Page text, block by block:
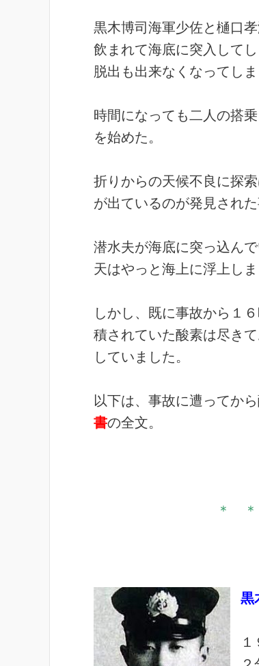
黒木博司海軍少佐と樋口
飲まれて海底に突入して
脱出も出来なくなってしま
時間になっても二人の搭
を始めた。
折りからの天候不良に探
が出ているのが発見され
潜水夫が海底に突っ込ん
天はやっと海上に浮上しま
しかし、既に事故から１
積されていた酸素は尽き
していました。
以下は、事故に遭ってか
書の全文。
＊
黒